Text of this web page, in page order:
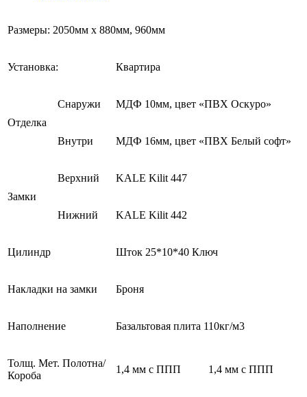
Размеры: 2050мм х 880мм, 960мм
Установка: Квартира
Отделка
Снаружи МДФ 10мм, цвет «ПВХ Оскуро»
Внутри МДФ 16мм, цвет «ПВХ Белый софт»
Замки
Верхний KALE Kilit 447
Нижний KALE Kilit 442
Цилиндр Шток 25*10*40 Ключ
Накладки на замки Броня
Наполнение Базальтовая плита 110кг/м3
Толщ. Мет. Полотна/
Короба
1,4 мм с ППП 1,4 мм с ППП